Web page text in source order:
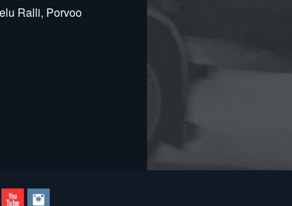
Ralli, Porvoo